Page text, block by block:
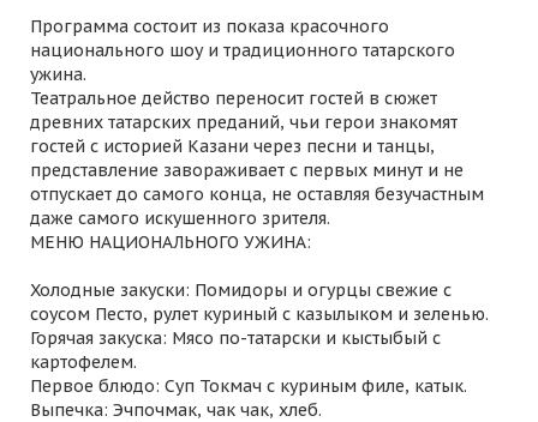
Программа состоит из показа красочного
национального шоу и традиционного татарского
ужина.
Театральное действо переносит гостей в сюжет
древних татарских преданий, чьи герои знакомят
гостей с историей Казани через песни и танцы,
представление завораживает с первых минут и не
отпускает до самого конца, не оставляя безучастным
даже самого искушенного зрителя.
МЕНЮ НАЦИОНАЛЬНОГО УЖИНА:
Холодные закуски: Помидоры и огурцы свежие с
соусом Песто, рулет куриный с казылыком и зеленью.
Горячая закуска: Мясо по-татарски и кыстыбый с
картофелем.
Первое блюдо: Суп Токмач с куриным филе, катык.
Выпечка: Эчпочмак, чак чак, хлеб.